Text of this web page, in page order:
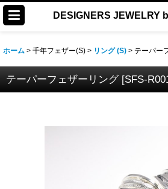
DESIGNERS JEWELRY
ホーム > 千年フェザー(S) > リング (S) > テーパー
テーパーフェザーリング [SFS-